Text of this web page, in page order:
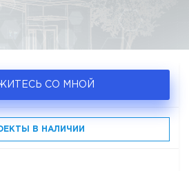
СО МНОЙ
В НАЛИЧИИ